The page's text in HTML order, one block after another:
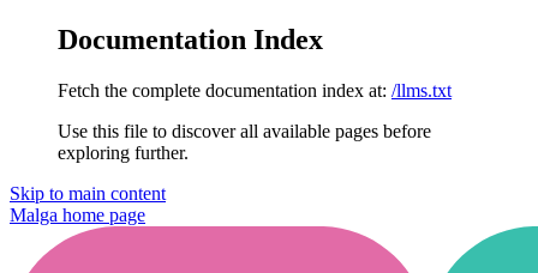
Documentation Index
Fetch the complete documentation index at: /llms.txt
Use this file to discover all available pages before
exploring further.
Skip to main content
Malga home page